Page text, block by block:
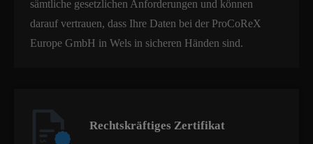
sämtliche gesetzlichen Anforderungen und können
darauf vertrauen, dass Ihre Daten bei der ProCoReX
Europe GmbH in Wels in sicheren Händen sind.
Rechtskräftiges Zertifikat